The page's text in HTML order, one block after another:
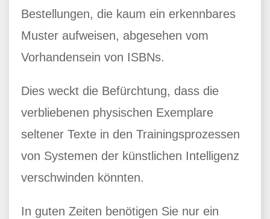
Bestellungen, die kaum ein erkennbares
Muster aufweisen, abgesehen vom
Vorhandensein von ISBNs.
Dies weckt die Befürchtung, dass die
verbliebenen physischen Exemplare
seltener Texte in den Trainingsprozessen
von Systemen der künstlichen Intelligenz
verschwinden könnten.
In guten Zeiten benötigen Sie nur ein